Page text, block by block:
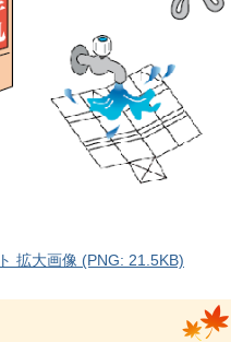
拡大画像 (PNG: 21.5KB)